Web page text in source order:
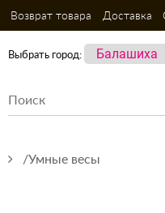
Возврат товара Доставка
Выбрать город:
/Умные весы